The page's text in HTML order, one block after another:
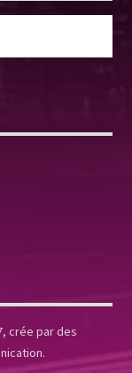
crée par des